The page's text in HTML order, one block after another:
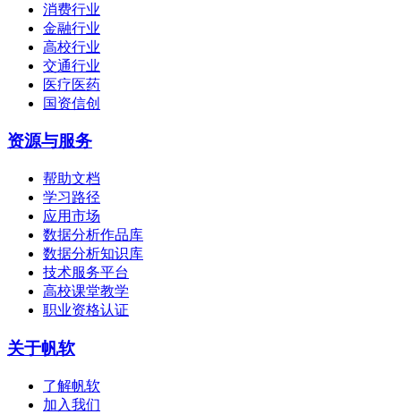
消费行业
金融行业
高校行业
交通行业
医疗医药
国资信创
资源与服务
帮助文档
学习路径
应用市场
数据分析作品库
数据分析知识库
技术服务平台
高校课堂教学
职业资格认证
关于帆软
了解帆软
加入我们